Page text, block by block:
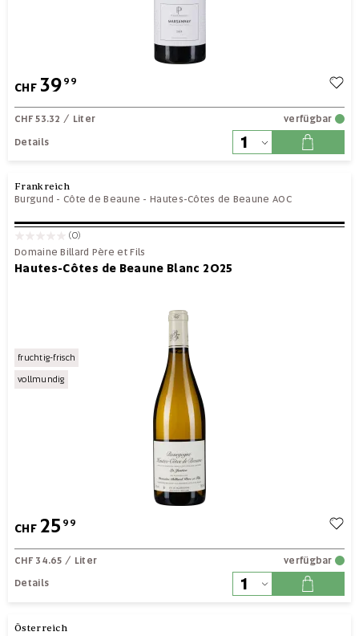
CHF 3999
CHF 53.32 / Liter
verfügbar
Details
Frankreich
Burgund - Côte de Beaune -Hautes-Côtes de Beaune AOC
(0)
Domaine Billard Père et Fils
Hautes-Côtes de Beaune Blanc 2025
fruchtig-frisch
vollmundig
CHF 25 99
CHF 34.65 / Liter
verfügbar
Details
Österreich